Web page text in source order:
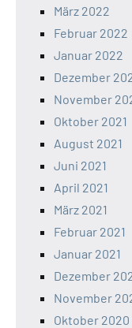
März 2022
Februar 2022
Januar 2022
Dezember
November
Oktober 2021
August 2021
Juni 2021
April 2021
März 2021
Februar 2021
Januar 2021
Dezember
November
Oktober 2020